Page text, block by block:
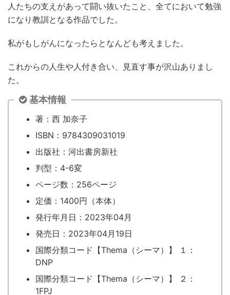
人たちの支えがあって闘い抜いたこと、全てにおいて勉強
になり教訓となる作品でした。
私がもしがんになったらとなんども考えました。
これからの人生や人付き合い、見直す事が沢山ありまし
た。
基本情報
著：西 加奈子
ISBN：9784309031019
出版社：河出書房新社
判型：4-6変
ページ数：256ページ
定価：1400円（本体）
発行年月日：2023年04月
発売日：2023年04月19日
国際分類コード【Thema（シーマ）】 １：
DNP
国際分類コード【Thema（シーマ）】 ２：
1FPJ